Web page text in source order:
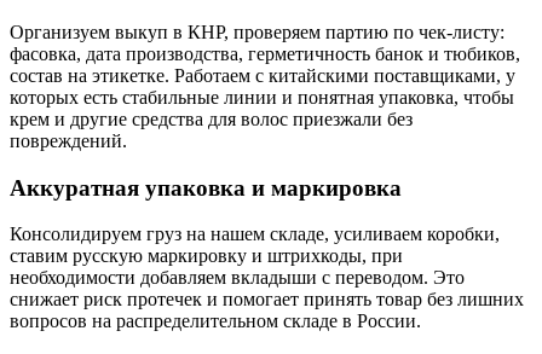
Организуем выкуп в КНР, проверяем партию по чек-листу:
фасовка, дата производства, герметичность банок и тюбиков,
состав на этикетке. Работаем с китайскими поставщиками, у
которых есть стабильные линии и понятная упаковка, чтобы
крем и другие средства для волос приезжали без
повреждений.
Аккуратная упаковка и маркировка
Консолидируем груз на нашем складе, усиливаем коробки,
ставим русскую маркировку и штрихкоды, при
необходимости добавляем вкладыши с переводом. Это
снижает риск протечек и помогает принять товар без лишних
вопросов на распределительном складе в России.